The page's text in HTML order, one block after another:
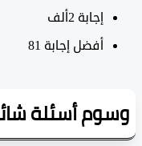
‫إجابة 2ألف
أفضل إجابة 81
أسئلة شائعة